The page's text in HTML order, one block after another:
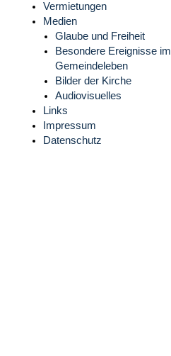
Vermietungen
Medien
Glaube und Freiheit
Besondere Ereignisse im
Gemeindeleben
Bilder der Kirche
Audiovisuelles
Links
Impressum
Datenschutz